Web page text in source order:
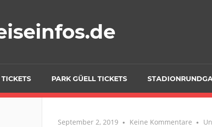
PARK GÜELL TICKETS
September 2, 2019 Keine Kommentare